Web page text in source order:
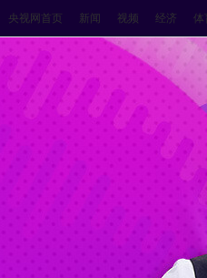
央视网首页 新闻 视频 经济 体